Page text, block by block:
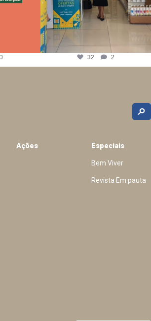
32 2
Ações Especiais
Bem Viver
Revista Em pauta